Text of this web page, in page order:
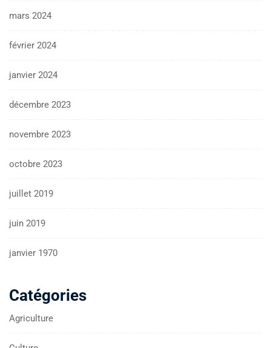
mars 2024
février 2024
janvier 2024
décembre 2023
novembre 2023
octobre 2023
juillet 2019
juin 2019
janvier 1970
Catégories
Agriculture